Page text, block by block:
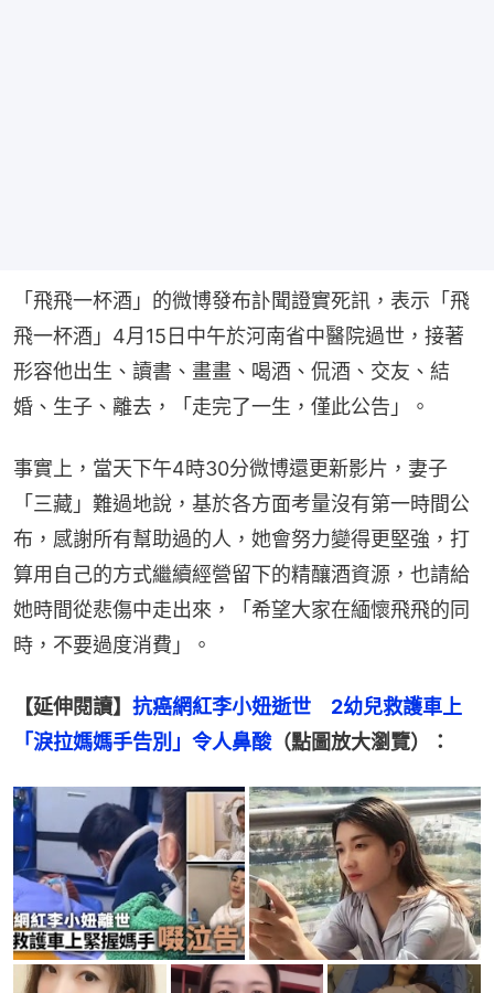
「飛飛一杯酒」的微博發布訃聞證實死訊，表示「飛
飛一杯酒」4月15日中午於河南省中醫院過世，接著
形容他出生、讀書、畫畫、喝酒、侃酒、交友、結
婚、生子、離去，「走完了一生，僅此公告」。
事實上，當天下午4時30分微博還更新影片，妻子
「三藏」難過地說，基於各方面考量沒有第一時間公
布，感謝所有幫助過的人，她會努力變得更堅強，打
算用自己的方式繼續經營留下的精釀酒資源，也請給
她時間從悲傷中走出來，「希望大家在緬懷飛飛的同
時，不要過度消費」。
【延伸閱讀】 抗癌網紅李小妞逝世　2幼兒救護車上
「淚拉媽媽手告別」令人鼻酸（點圖放大瀏覽）：